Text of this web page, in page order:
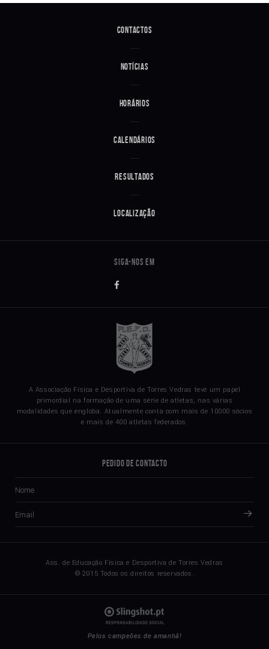
Contactos
Notícias
Horários
Calendários
Resultados
Localização
A Associação Física e Desportiva de Torres Vedras teve um papel
primordial na formação de uma série de atletas, nas várias
modalidades que engloba. Atualmente conta com mais de 10000 sócios
e mais de 400 atletas federados.
Pedido de Contacto
Ass. de Educação Física e Desportiva de Torres Vedras
© 2015 Todos os direitos reservados.
Pelos campeões de amanhã!